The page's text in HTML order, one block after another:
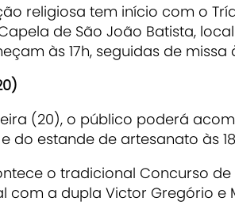
religiosa tem início com o
de São João Batista,
às 17h, seguidas de missa
(20), o público poderá
do estande de artesanato às
o tradicional Concurso
com a dupla Victor Gregório e